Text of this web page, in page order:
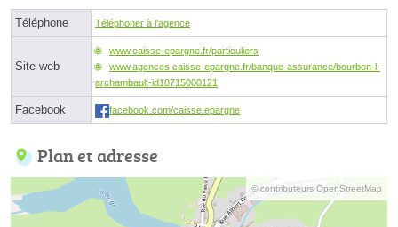
Téléphone Téléphoner à l'agence
Site web
www.caisse-epargne.fr/particuliers
www.agences.caisse-epargne.fr/banque-assurance/bourbon-l-
archambault-id18715000121
Facebook facebook.com/caisse.epargne
Plan et adresse
© contributeurs OpenStreetMap